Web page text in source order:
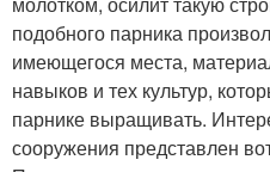
подобного парника
имеющегося места,
навыков и тех культур,
парнике выращивать.
сооружения представлен